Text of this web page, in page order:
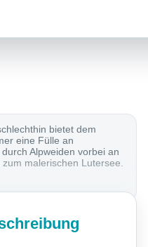
bietet dem
eine Fülle an
Alpweiden vorbei an
malerischen Lutersee.